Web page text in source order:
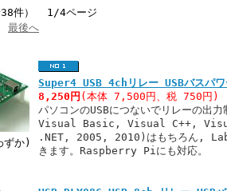
38件） 1/4ページ
最後へ
ずか)
Super4 USB 4chリレー USBバスパワ
8,250円 (本体 7,500円、税 750円)
パソコンのUSBにつないでリレーの出力
Visual Basic, Visual C++,
.NET, 2005, 2010)はもちろん,
きます。Raspberry Piにも対応。